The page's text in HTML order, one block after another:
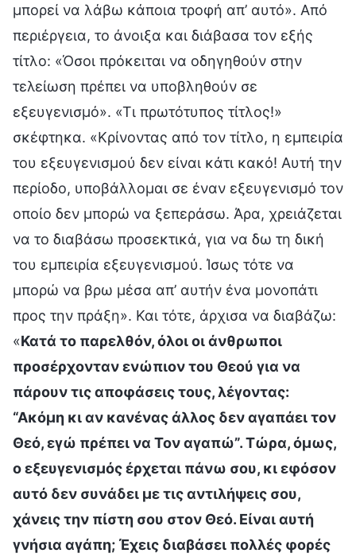
μπορεί να λάβω κάποια τροφή απ’ αυτό». Από
περιέργεια, το άνοιξα και διάβασα τον εξής
τίτλο: «Όσοι πρόκειται να οδηγηθούν στην
τελείωση πρέπει να υποβληθούν σε
εξευγενισμό». «Τι πρωτότυπος τίτλος!»
σκέφτηκα. «Κρίνοντας από τον τίτλο, η εμπειρία
του εξευγενισμού δεν είναι κάτι κακό! Αυτή την
περίοδο, υποβάλλομαι σε έναν εξευγενισμό τον
οποίο δεν μπορώ να ξεπεράσω. Άρα, χρειάζεται
να το διαβάσω προσεκτικά, για να δω τη δική
του εμπειρία εξευγενισμού. Ίσως τότε να
μπορώ να βρω μέσα απ’ αυτήν ένα μονοπάτι
προς την πράξη». Και τότε, άρχισα να διαβάζω:
«Κατά το παρελθόν, όλοι οι άνθρωποι
προσέρχονταν ενώπιον του Θεού για να
πάρουν τις αποφάσεις τους, λέγοντας:
“Ακόμη κι αν κανένας άλλος δεν αγαπάει τον
Θεό, εγώ πρέπει να Τον αγαπώ”. Τώρα, όμως,
ο εξευγενισμός έρχεται πάνω σου, κι εφόσον
αυτό δεν συνάδει με τις αντιλήψεις σου,
χάνεις την πίστη σου στον Θεό. Είναι αυτή
γνήσια αγάπη; Έχεις διαβάσει πολλές φορές